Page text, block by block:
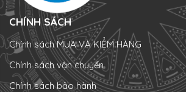
CHÍNH SÁCH
Chính sách MUA VÀ KIỂM HÀNG
Chính sách vận chuyển
Chính sách bảo hành